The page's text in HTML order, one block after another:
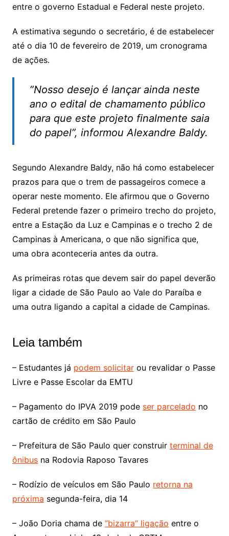
entre o governo Estadual e Federal neste projeto.
A estimativa segundo o secretário, é de estabelecer
até o dia 10 de fevereiro de 2019, um cronograma
de ações.
”Nosso desejo é lançar ainda neste
ano o edital de chamamento público
para que este projeto finalmente saia
do papel”, informou Alexandre Baldy.
Segundo Alexandre Baldy, não há como estabelecer
prazos para que o trem de passageiros comece a
operar neste momento. Ele afirmou que o Governo
Federal pretende fazer o primeiro trecho do projeto,
entre a Estação da Luz e Campinas e o trecho 2 de
Campinas à Americana, o que não significa que,
uma obra aconteceria antes da outra.
As primeiras rotas que devem sair do papel deverão
ligar a cidade de São Paulo ao Vale do Paraíba e
uma outra ligando a capital a cidade de Campinas.
Leia também
– Estudantes já podem solicitarou revalidar o Passe
Livre e Passe Escolar da EMTU
– Pagamento do IPVA 2019 pode ser parcelado no
cartão de crédito em São Paulo
– Prefeitura de São Paulo quer construir terminal de
ônibusna Rodovia Raposo Tavares
– Rodízio de veículos em São Paulo retorna na
próxima segunda-feira, dia 14
– João Doria chama de ”bizarra” ligação entre o